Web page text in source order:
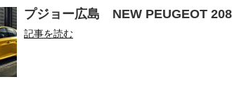
プジョー広島 NEW PEUGEOT
記事を読む